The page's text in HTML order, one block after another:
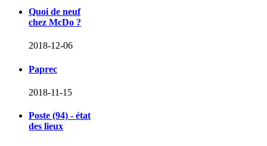
Quoi de neuf
chez McDo ?
2018-12-06
Paprec
2018-11-15
Poste (94) - état
des lieux